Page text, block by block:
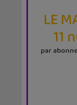
LE
11
par